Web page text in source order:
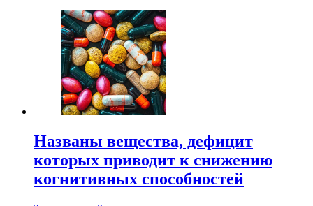
Названы вещества, дефицит
которых приводит к снижению
когнитивных способностей